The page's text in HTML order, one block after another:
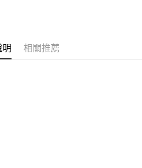
明 相關推薦